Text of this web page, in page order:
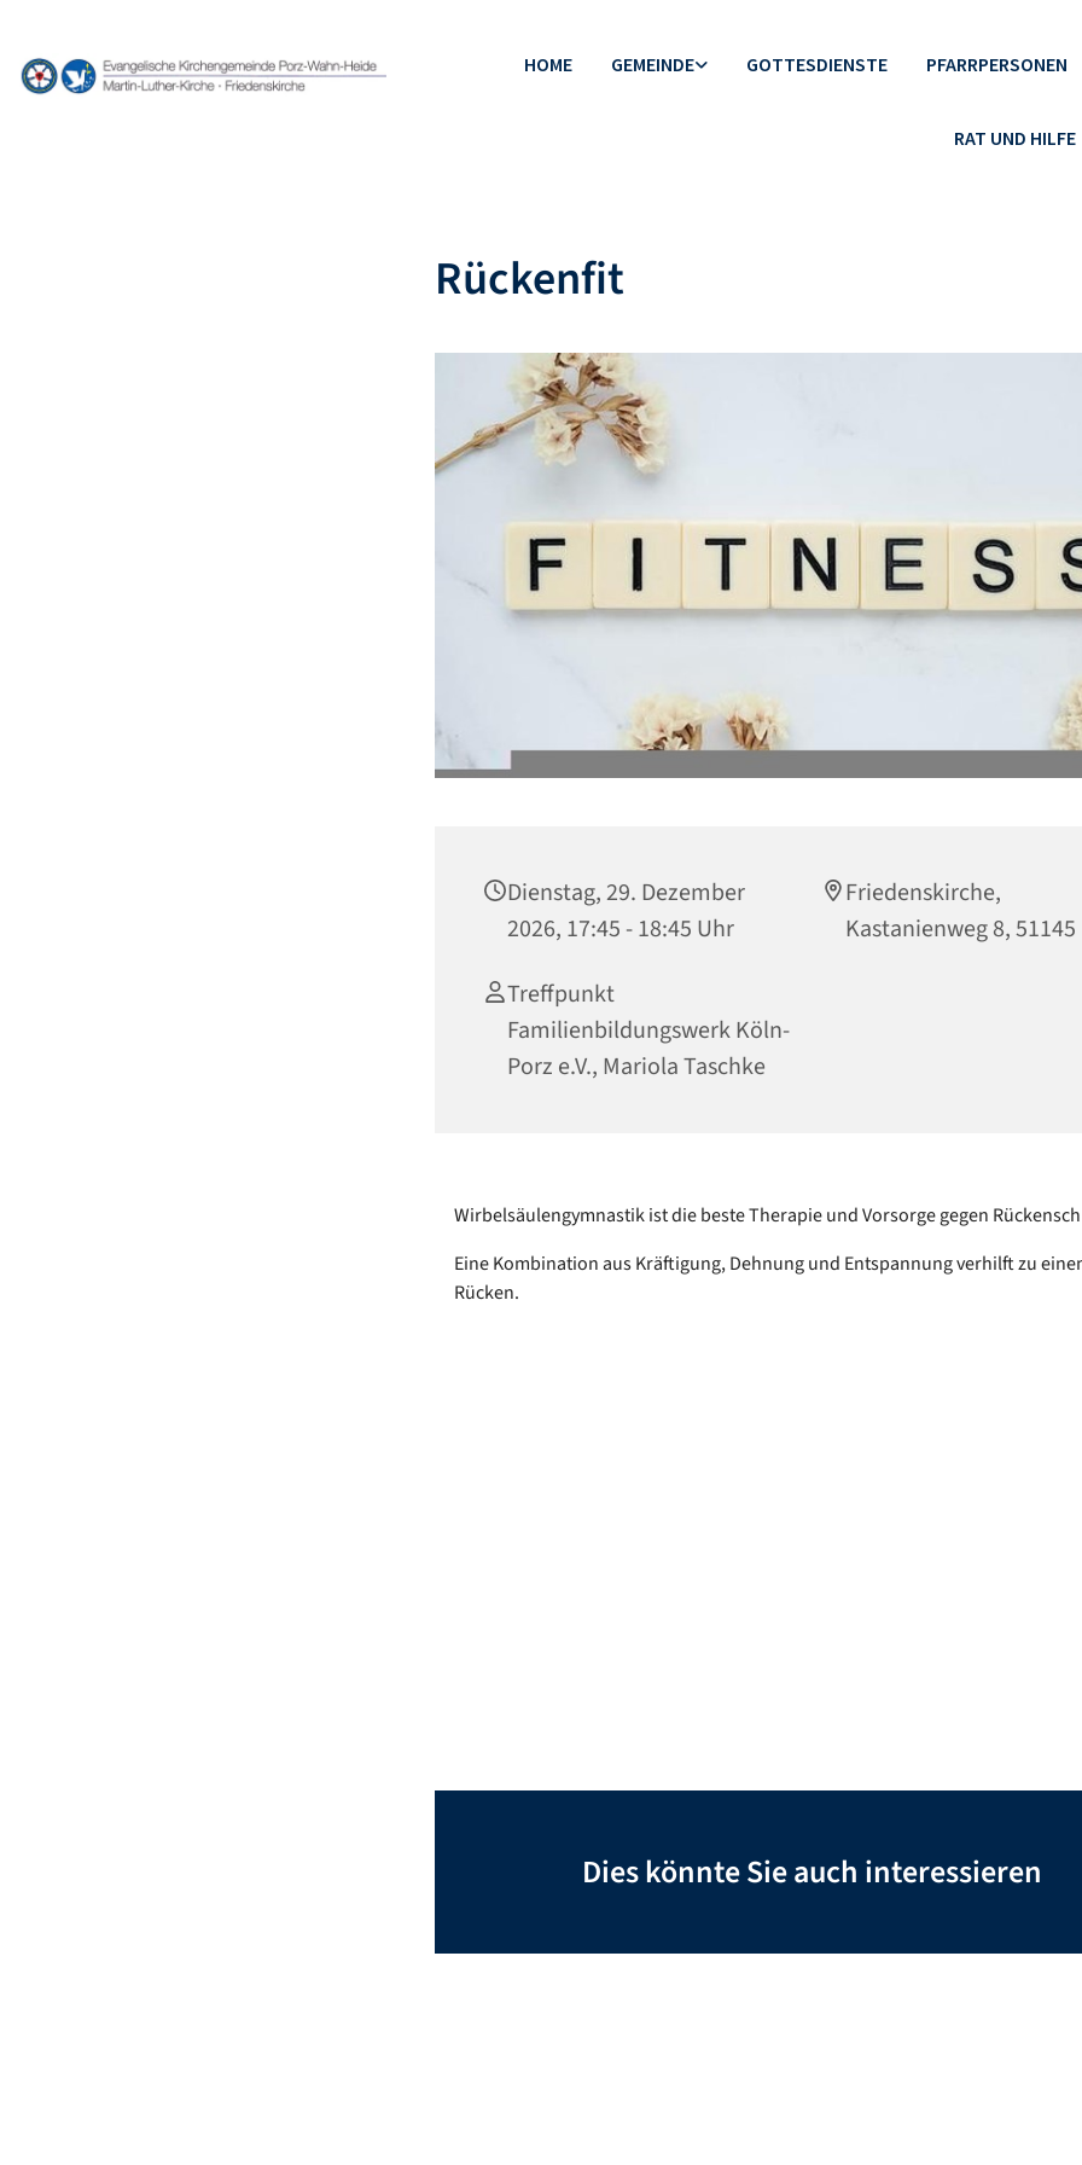
HOME GEMEINDE GOTTESDIENSTE PFARRPERSONEN
RAT UND HILFE
Rückenfit
Dienstag, 29. Dezember
2026, 17:45 - 18:45 Uhr
Friedenskirche,
Kastanienweg 8,
Treffpunkt
Familienbildungswerk Köln-
Porz e.V., Mariola Taschke
Wirbelsäulengymnastik ist die beste Therapie und Vorsorge gegen
Eine Kombination aus Kräftigung, Dehnung und Entspannung verhilft zu
Rücken.
Dies könnte Sie auch interessieren